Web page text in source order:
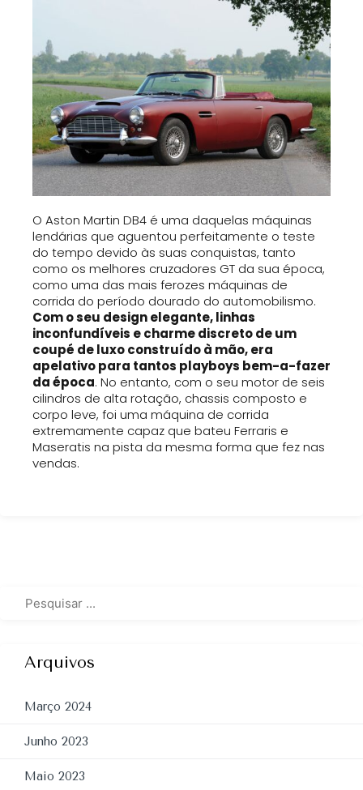
O Aston Martin DB4 é uma daquelas máquinas
lendárias que aguentou perfeitamente o teste
do tempo devido às suas conquistas, tanto
como os melhores cruzadores GT da sua época,
como uma das mais ferozes máquinas de
corrida do período dourado do automobilismo.
Com o seu design elegante, linhas
inconfundíveis e charme discreto de um
coupé de luxo construído à mão, era
apelativo para tantos playboys bem-a-fazer
da época. No entanto, com o seu motor de seis
cilindros de alta rotação, chassis composto e
corpo leve, foi uma máquina de corrida
extremamente capaz que bateu Ferraris e
Maseratis na pista da mesma forma que fez nas
vendas.
Arquivos
Março 2024
Junho 2023
Maio 2023